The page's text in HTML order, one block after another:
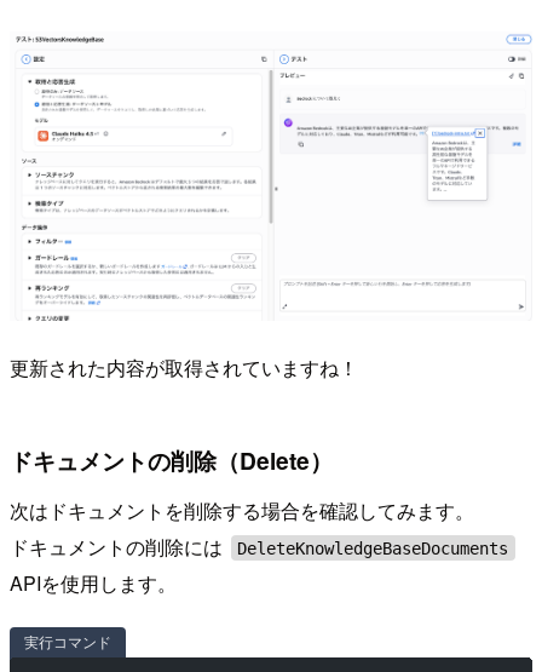
更新された内容が取得されていますね！
ドキュメントの削除（Delete）
次はドキュメントを削除する場合を確認してみます。
ドキュメントの削除には
DeleteKnowledgeBaseDocuments
APIを使用します。
実行コマンド